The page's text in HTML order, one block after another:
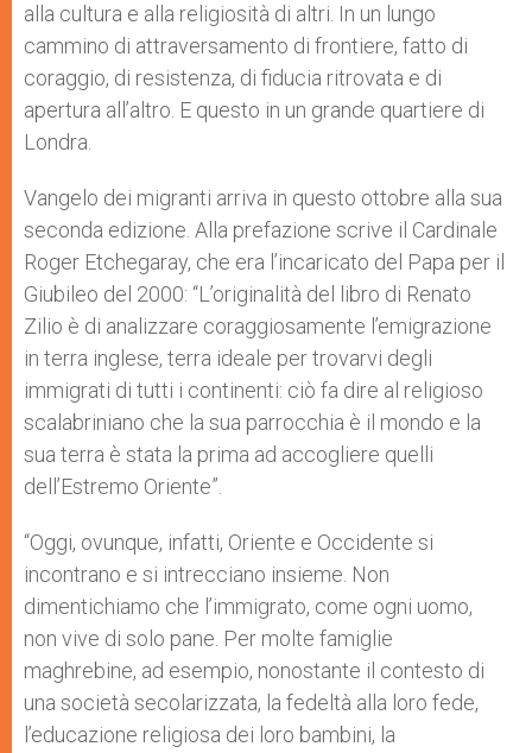
alla cultura e alla religiosità di altri. In un lungo
cammino di attraversamento di frontiere, fatto di
coraggio, di resistenza, di fiducia ritrovata e di
apertura all’altro. E questo in un grande quartiere di
Londra.
Vangelo dei migranti arriva in questo ottobre alla sua
seconda edizione. Alla prefazione scrive il Cardinale
Roger Etchegaray, che era l’incaricato del Papa per il
Giubileo del 2000: “L’originalità del libro di Renato
Zilio è di analizzare coraggiosamente l’emigrazione
in terra inglese, terra ideale per trovarvi degli
immigrati di tutti i continenti: ciò fa dire al religioso
scalabriniano che la sua parrocchia è il mondo e la
sua terra è stata la prima ad accogliere quelli
dell’Estremo Oriente”.
“Oggi, ovunque, infatti, Oriente e Occidente si
incontrano e si intrecciano insieme. Non
dimentichiamo che l’immigrato, come ogni uomo,
non vive di solo pane. Per molte famiglie
maghrebine, ad esempio, nonostante il contesto di
una società secolarizzata, la fedeltà alla loro fede,
l’educazione religiosa dei loro bambini, la